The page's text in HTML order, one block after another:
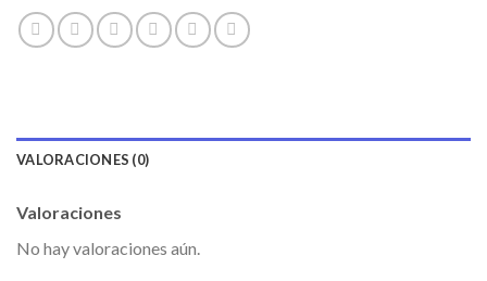
VALORACIONES (0)
Valoraciones
No hay valoraciones aún.